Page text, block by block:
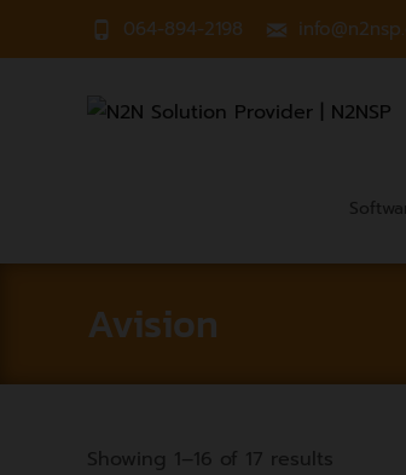
064-894-2198
Avision
Showing 1–16 of 17 results